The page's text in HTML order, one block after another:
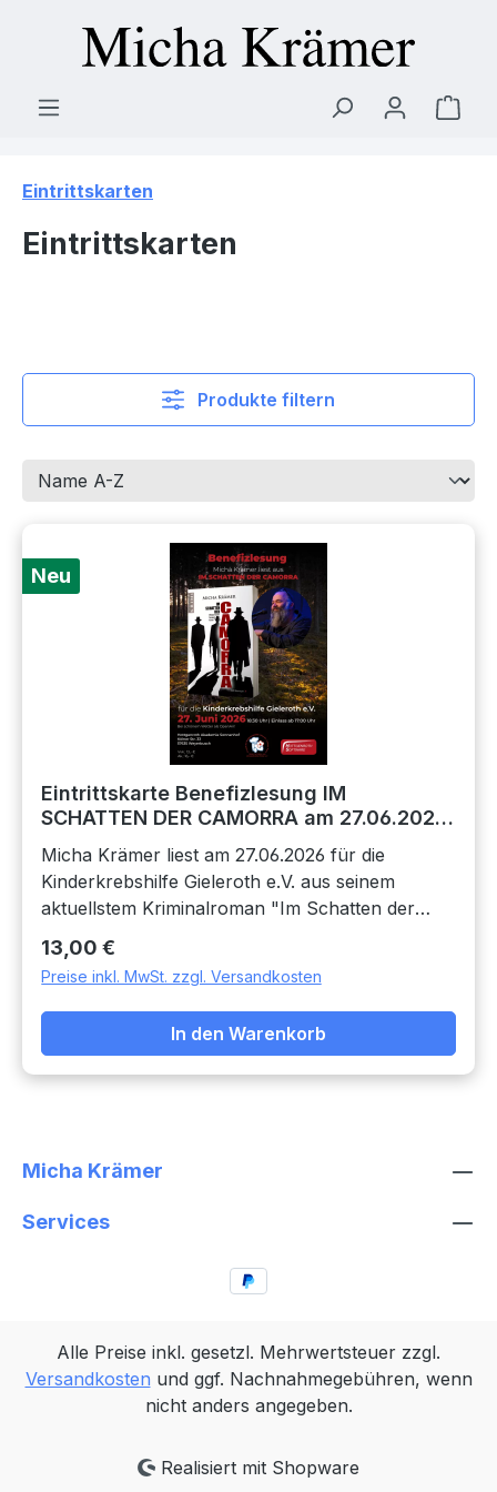
Zum Hauptinhalt springen
Eintrittskarten
Eintrittskarten
Produkte filtern
Neu
Eintrittskarte Benefizlesung IM
SCHATTEN DER CAMORRA am 27.06.2026
Micha Krämer liest am 27.06.2026 für die
Kinderkrebshilfe Gieleroth e.V. aus seinem
aktuellstem Kriminalroman "Im Schatten der
Sonnenhof in Weyerbusch.Wann: 27.06.2026 um
18:30 Uhr - Einlass ab 17:00 UhrWo:
Hottgenroth Akademie Sonnenhof, Kölner Str.
33, 57635 WeyerbuschVvk.: 13,- €Ak.: 16,-
Regulärer Preis:
13,00 €
Preise inkl. MwSt. zzgl. Versandkosten
In den Warenkorb
Micha Krämer
Services
Alle Preise inkl. gesetzl. Mehrwertsteuer zzgl.
Versandkosten und ggf. Nachnahmegebühren, wenn
nicht anders angegeben.
Realisiert mit Shopware